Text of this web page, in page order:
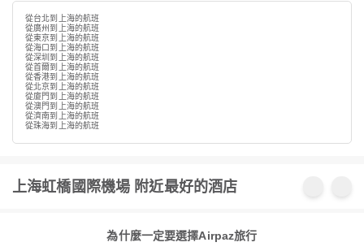
從台北到上海的航班
從廣州到上海的航班
從東京到上海的航班
從海口到上海的航班
從深圳到上海的航班
從首爾到上海的航班
從香港到上海的航班
從北京到上海的航班
從廈門到上海的航班
從澳門到上海的航班
從濟南到上海的航班
從珠海到上海的航班
上海虹橋國際機場 附近最好的酒店
為什麼一定要選擇Airpaz旅行